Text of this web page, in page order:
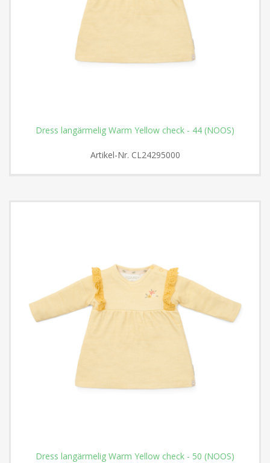
Dress langärmelig Warm Yellow check - 44 (NOOS)
Artikel-Nr. CL24295000
Dress langärmelig Warm Yellow check - 50 (NOOS)